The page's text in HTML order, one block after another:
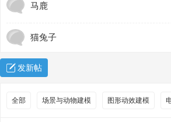
马鹿
猫兔子
发新帖
全部 场景与动物建模 图形动效建模